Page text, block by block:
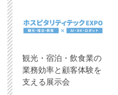
観光・宿泊・飲食業の
業務効率と顧客体験を
支える展示会